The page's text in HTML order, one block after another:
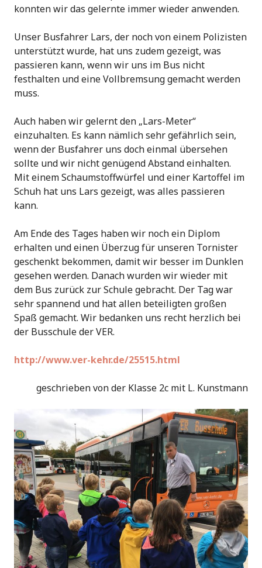
konnten wir das gelernte immer wieder anwenden.
Unser Busfahrer Lars, der noch von einem Polizisten
unterstützt wurde, hat uns zudem gezeigt, was
passieren kann, wenn wir uns im Bus nicht
festhalten und eine Vollbremsung gemacht werden
muss.
Auch haben wir gelernt den „Lars-Meter“
einzuhalten. Es kann nämlich sehr gefährlich sein,
wenn der Busfahrer uns doch einmal übersehen
sollte und wir nicht genügend Abstand einhalten.
Mit einem Schaumstoffwürfel und einer Kartoffel im
Schuh hat uns Lars gezeigt, was alles passieren
kann.
Am Ende des Tages haben wir noch ein Diplom
erhalten und einen Überzug für unseren Tornister
geschenkt bekommen, damit wir besser im Dunklen
gesehen werden. Danach wurden wir wieder mit
dem Bus zurück zur Schule gebracht. Der Tag war
sehr spannend und hat allen beteiligten großen
Spaß gemacht. Wir bedanken uns recht herzlich bei
der Busschule der VER.
http://www.ver-kehr.de/25515.html
geschrieben von der Klasse 2c mit L. Kunstmann